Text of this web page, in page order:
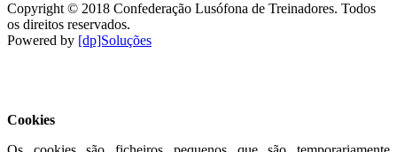
Copyright © 2018 Confederação Lusófona de Treinadores. Todos
os direitos reservados.
Powered by [dp]Soluções
Cookies